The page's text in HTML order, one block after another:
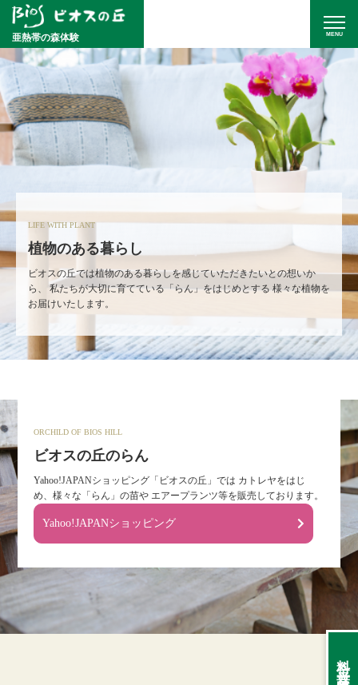
亜熱帯の森体験 MENU
料金・営業時間
LIFE WITH PLANT
植物のある暮らし
ビオスの丘では植物のある暮らしを感じていただきたいとの想いか
ら、
私たちが大切に育てている「らん」をはじめとする様々な植物を
お届けいたします。
ORCHILD OF BIOS HILL
ビオスの丘のらん
Yahoo!JAPANショッピング「ビオスの丘」では カトレヤをはじ
め、様々な「らん」の苗や エアープランツ等を販売しております。
Yahoo!JAPANショッピング